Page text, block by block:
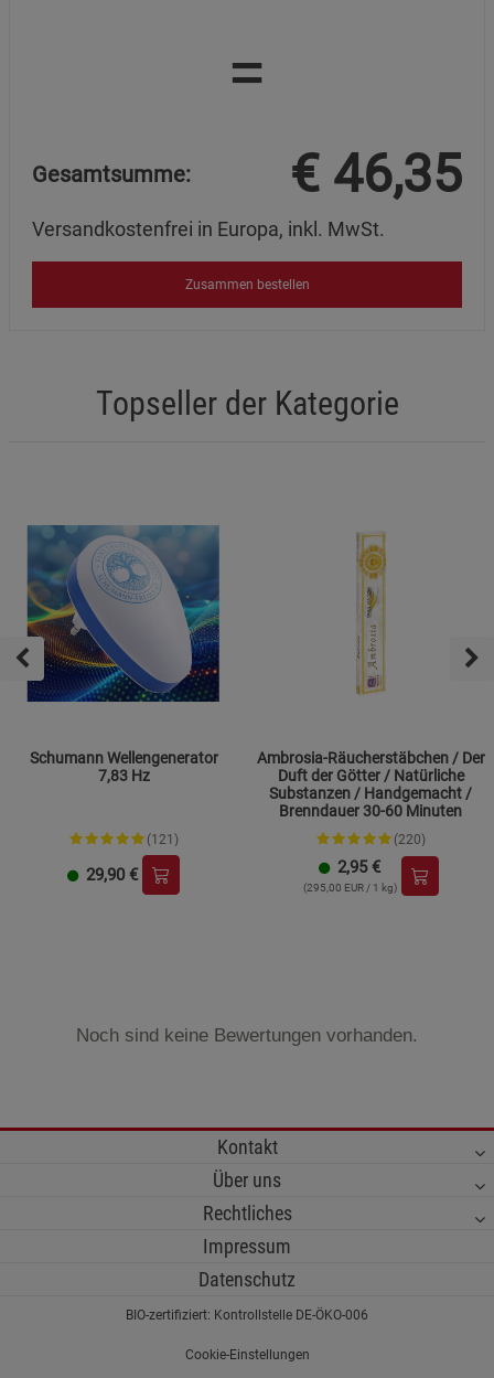
einholen oder ärztliche Hilfe hinzuziehen.
Bei Verschlucken: Mund ausspülen. Kein Erbrechen
Giftinformationszentrum oder einen Arzt kontaktieren.
Restmengen nicht in die Kanalisation, Gewässer oder
das Erdreich gelangen lassen.
Allgemeine Hinweise
Natürlicher Multipflegebalsam zur Pflege und zum Schutz
Skiwachs für den Hausgebrauch.
Nicht geeignet für Wildleder, Rauleder und strukturiertes
Textilleder.
Enthält natürliche Wachse, Wollwachs, Jojobawachs/-öl
und Orangenbestandteile. Bei Personen mit Duftstoff-,
Wollwachs- oder Kontaktallergien kann eine erhöhte
Empfindlichkeit bestehen.
Anwendung an einer unauffälligen Stelle zu prüfen.
=
Gesamtsumme: € 46,35
Versandkostenfrei in Europa, inkl. MwSt.
Zusammen bestellen
Topseller der Kategorie
Schumann Wellengenerator
7,83 Hz
(121)
29,90 €
Ambrosia-Räucherstäbchen / Der
Duft der Götter / Natürliche
Substanzen / Handgemacht /
Brenndauer 30-60 Minuten
(220)
2,95 €
(295,00 EUR / 1 kg)
Noch sind keine Bewertungen vorhanden.
Kontakt
Über uns
Rechtliches
Impressum
Datenschutz
BIO-zertifiziert: Kontrollstelle DE-ÖKO-006
Cookie-Einstellungen